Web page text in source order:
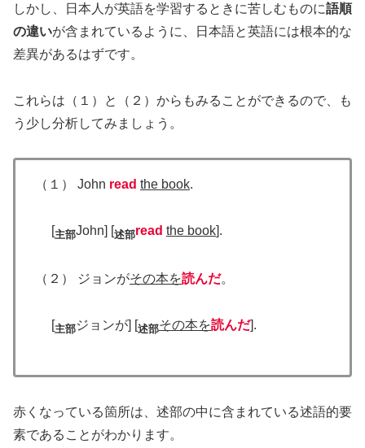
しかし、日本人が英語を学習するときに苦しむものに語順
の違いが含まれているように、日本語と英語には根本的な
差異があるはずです。
これらは（１）と（２）からもみることができるので、も
う少し分析してみましょう。
（１） John read the book.
[主部John] [述部read the book].
（２） ジョンがその本を読んだ。
[主部ジョンが] [述部その本を読んだ].
赤くなっている箇所は、述部の中に含まれている述語的要
素であることがわかります。